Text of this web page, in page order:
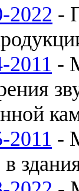
2022 -
-
-